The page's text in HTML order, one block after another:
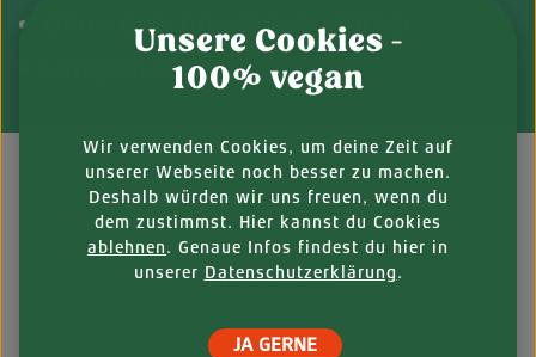
Ohne Geschmacksverstärker
Lange haltbar
BESCHREIBUNG
Kleine Sojabratlinge für alle Fälle
Klein, fein und zu allem bereit. Dürfen wir
Unsere Cookies -
100% vegan
Wir verwenden Cookies, um deine Zeit auf
unserer Webseite noch besser zu machen.
Deshalb würden wir uns freuen, wenn du
dem zustimmst. Hier kannst du Cookies
ablehnen. Genaue Infos findest du hier in
unserer Datenschutzerklärung.
JA GERNE